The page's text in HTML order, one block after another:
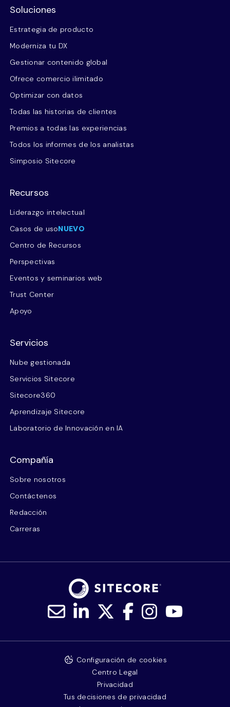
Soluciones
Estrategia de producto
Moderniza tu DX
Gestionar contenido global
Ofrece comercio ilimitado
Optimizar con datos
Todas las historias de clientes
Premios a todas las experiencias
Todos los informes de los analistas
Simposio Sitecore
Recursos
Liderazgo intelectual
Casos de usoNUEVO
Centro de Recursos
Perspectivas
Eventos y seminarios web
Trust Center
Apoyo
Servicios
Nube gestionada
Servicios Sitecore
Sitecore360
Aprendizaje Sitecore
Laboratorio de Innovación en IA
Compañía
Sobre nosotros
Contáctenos
Redacción
Carreras
Configuración de cookies
Centro Legal
Privacidad
Tus decisiones de privacidad